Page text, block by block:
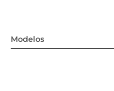
Modelos